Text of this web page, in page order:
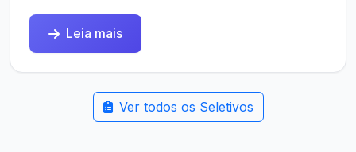
Leia mais
Ver todos os Seletivos